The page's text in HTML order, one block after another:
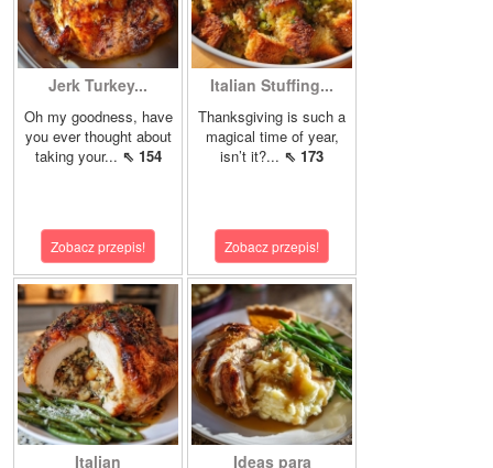
Jerk Turkey...
Oh my goodness, have
you ever thought about
taking your... ⇖ 154
Zobacz przepis!
Italian Stuffing...
Thanksgiving is such a
magical time of year,
isn’t it?... ⇖ 173
Zobacz przepis!
Italian Ideas para